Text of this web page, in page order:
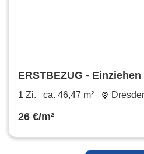
ERSTBEZUG -
Voll möbliertes
1 Zi. ca. 46,47 m²
26 €/m²